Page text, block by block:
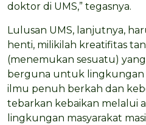
doktor di UMS,” tegasnya.
Lulusan UMS, lanjutnya,
henti, milikilah kreatifitas
(menemukan sesuatu)
berguna untuk lingkungan
ilmu penuh berkah dan
tebarkan kebaikan melalui
lingkungan masyarakat